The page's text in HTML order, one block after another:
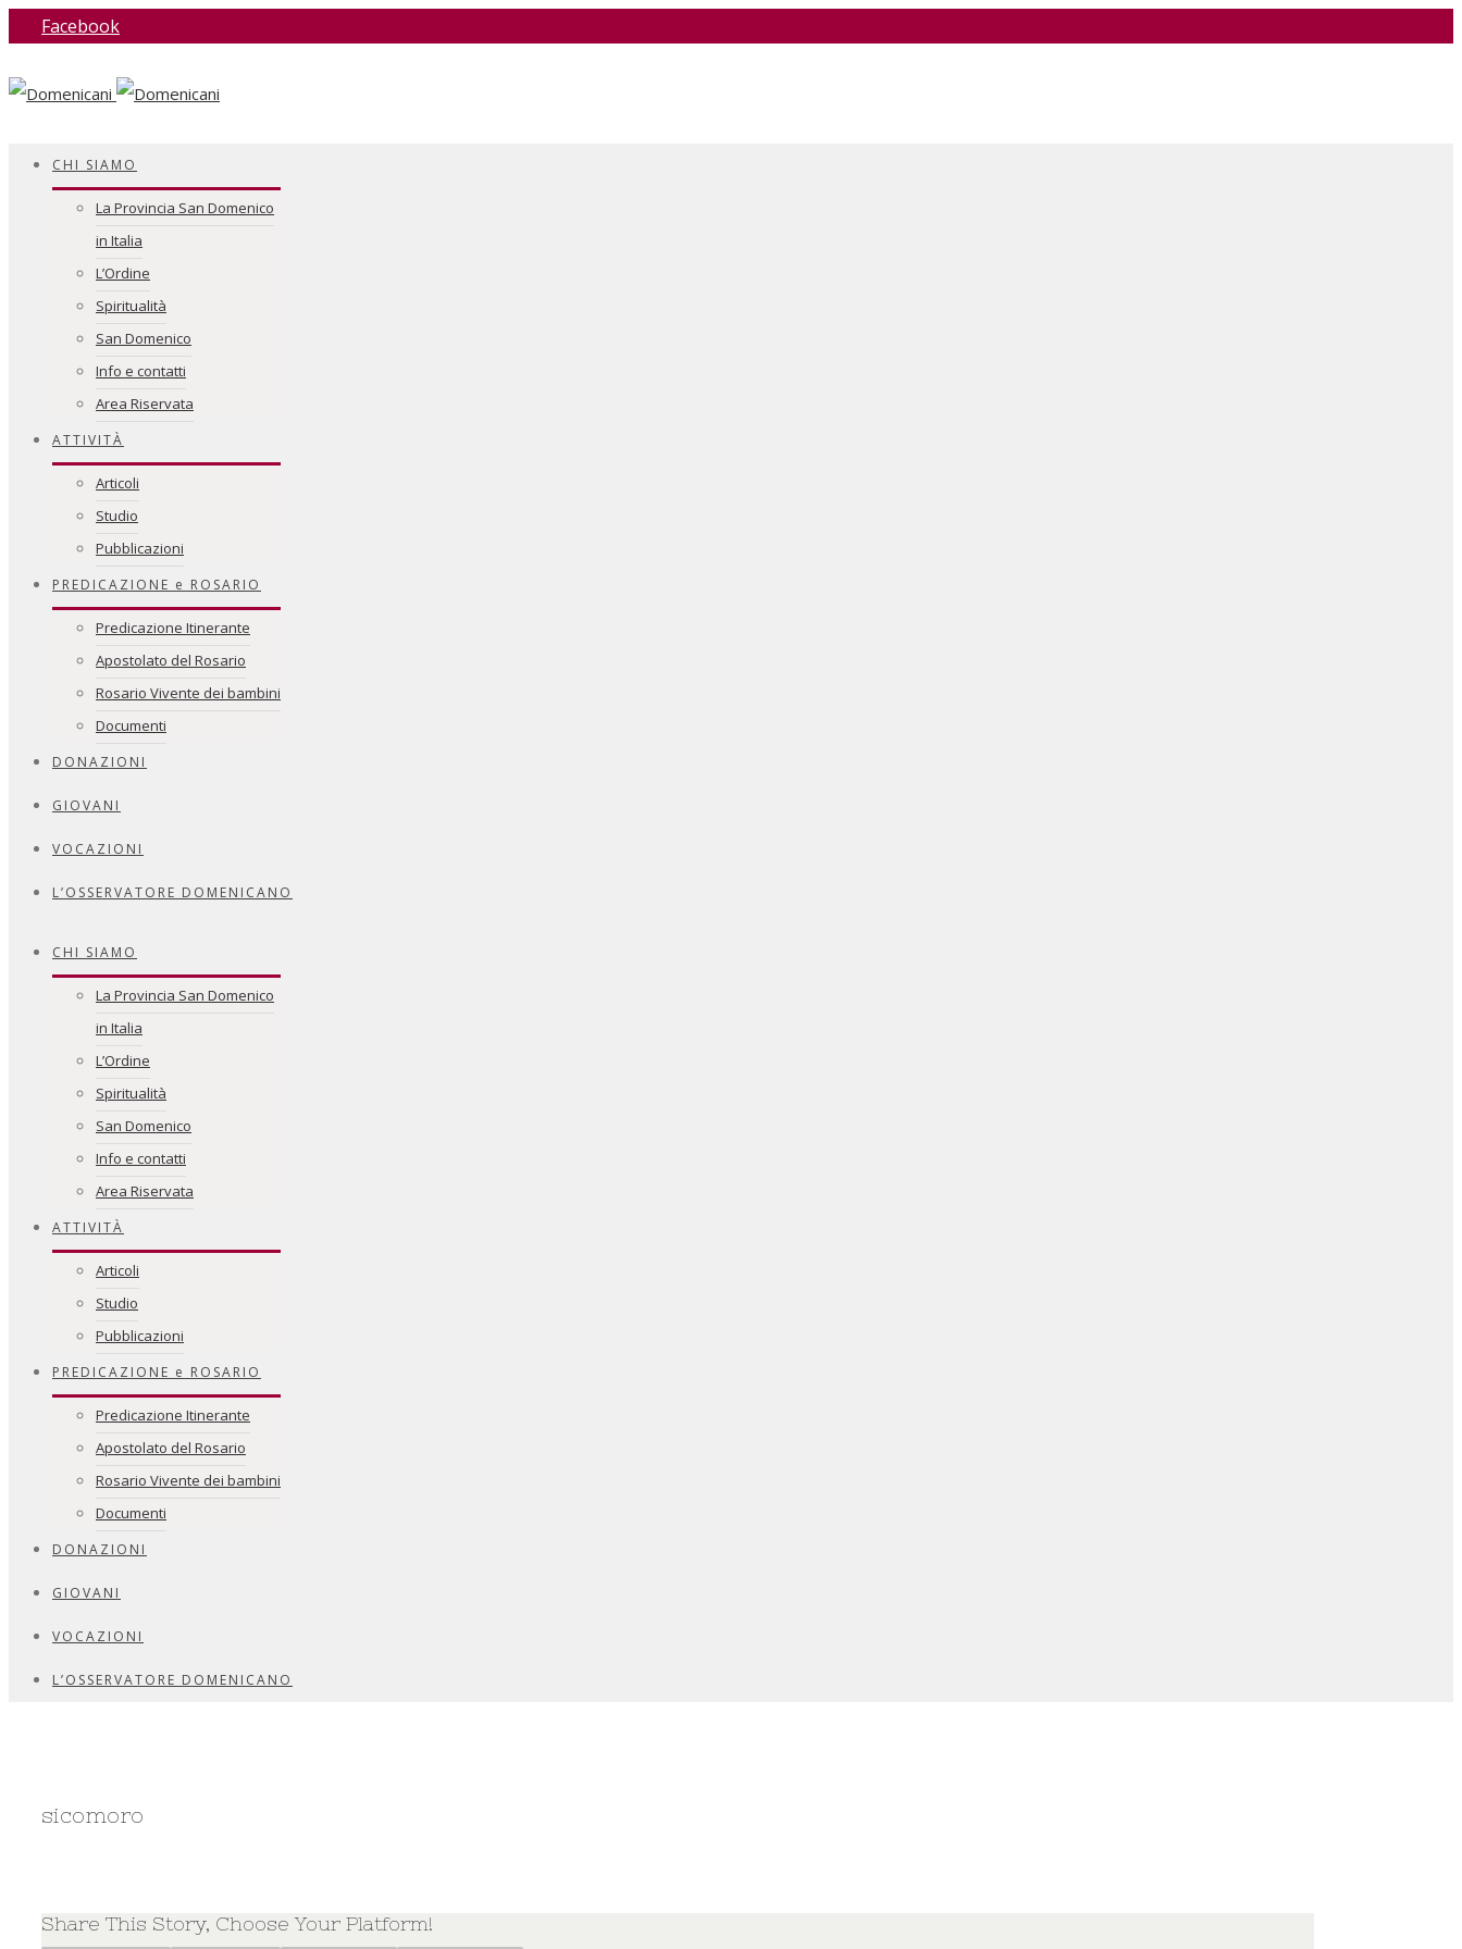
Facebook
CHI SIAMO
La Provincia San Domenico
in Italia
L’Ordine
Spiritualità
San Domenico
Info e contatti
Area Riservata
ATTIVITÀ
Articoli
Studio
Pubblicazioni
PREDICAZIONE e ROSARIO
Predicazione Itinerante
Apostolato del Rosario
Rosario Vivente dei bambini
Documenti
DONAZIONI
GIOVANI
VOCAZIONI
L’OSSERVATORE DOMENICANO
CHI SIAMO
La Provincia San Domenico
in Italia
L’Ordine
Spiritualità
San Domenico
Info e contatti
Area Riservata
ATTIVITÀ
Articoli
Studio
Pubblicazioni
PREDICAZIONE e ROSARIO
Predicazione Itinerante
Apostolato del Rosario
Rosario Vivente dei bambini
Documenti
DONAZIONI
GIOVANI
VOCAZIONI
L’OSSERVATORE DOMENICANO
sicomoro
Share This Story, Choose Your Platform!